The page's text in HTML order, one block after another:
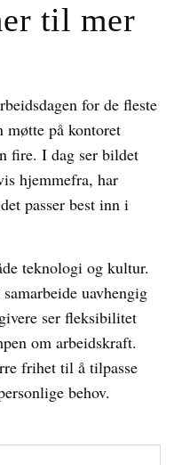
til mer
for de fleste
møtte på kontoret
fire. I dag ser bildet
hjemmefra, har
passer best inn i
teknologi og kultur.
uavhengig
ser fleksibilitet
om arbeidskraft.
frihet til å tilpasse
behov.